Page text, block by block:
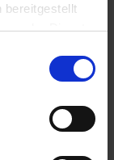
bereitgestellt
der Dienste
Dauergrün